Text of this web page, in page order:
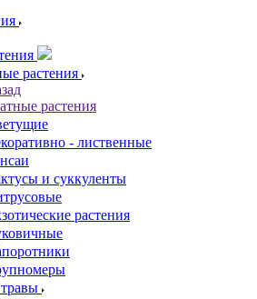
растения
растения
- лиственные
и суккуленты
растения